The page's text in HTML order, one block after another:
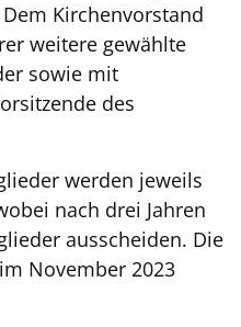
Kirchenvorstand
weitere gewählte
sowie mit
des
werden jeweils
nach drei Jahren
ausscheiden. Die
November 2023